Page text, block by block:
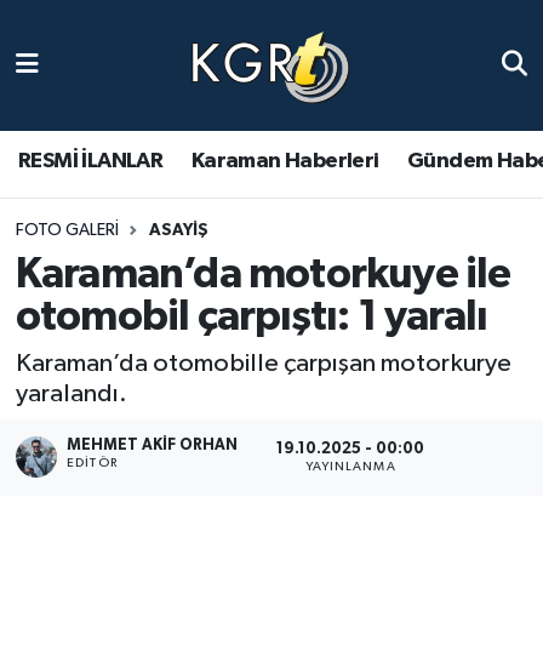
RESMİ İLANLAR Karaman Haberleri Gündem
FOTO GALERI ASAYIŞ
Karaman’da motorkuye ile
otomobil çarpıştı: 1 yaralı
Karaman’da otomobille çarpışan motorkurye
yaralandı.
MEHMET AKIF ORHAN
EDITÖR
19.10.2025 - 00:00
YAYINLANMA
Gündem Haberleri
Güncel Haberler
Spor Haberleri
Asayiş Haberleri
Ulusal Haberler
Vefat Edenler